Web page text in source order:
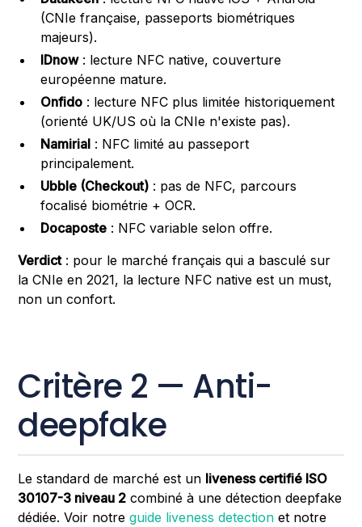
(CNIe française, passeports biométriques
majeurs).
IDnow: lecture NFC native, couverture
européenne mature.
Onfido : lecture NFC plus limitée historiquement
(orienté UK/US où la CNIe n'existe pas).
Namirial : NFC limité au passeport
principalement.
Ubble (Checkout) : pas de NFC, parcours
focalisé biométrie + OCR.
Docaposte : NFC variable selon offre.
Verdict: pour le marché français qui a basculé sur
la CNIe en 2021, la lecture NFC native est un must,
non un confort.
Critère 2 — Anti-
deepfake
Le standard de marché est un liveness certifié ISO
30107-3 niveau 2 combiné à une détection deepfake
dédiée. Voir notreguide liveness detection et notre